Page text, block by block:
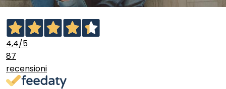
4,4/5
87
recensioni